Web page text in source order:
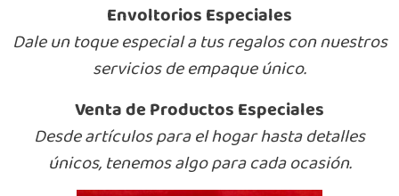
Envoltorios Especiales
Dale un toque especial a tus regalos con nuestros
servicios de empaque único.
Venta de Productos Especiales
Desde artículos para el hogar hasta detalles
únicos, tenemos algo para cada ocasión.